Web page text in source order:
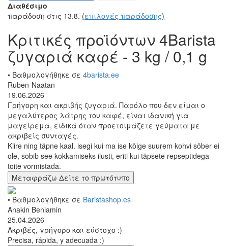
Διαθέσιμο
παράδοση στις 13.8. (επιλογές παράδοσης)
Κριτικές προϊόντων 4Barista
ζυγαριά καφέ - 3 kg / 0,1 g
• Βαθμολογήθηκε σε 4barista.ee
Ruben-Naatan
19.06.2026
Γρήγορη και ακριβής ζυγαριά. Παρόλο που δεν είμαι ο
μεγαλύτερος λάτρης του καφέ, είναι ιδανική για
μαγείρεμα, ειδικά όταν προετοιμάζετε γεύματα με
ακριβείς συνταγές.
Kiire ning täpne kaal. isegi kui ma ise kõige suurem kohvi sõber ei
ole, sobib see kokkamiseks ilusti, eriti kui täpsete repseptidega
toite vormistada.
Μεταφράζω Δείτε το πρωτότυπο
• Βαθμολογήθηκε σε Baristashop.es
Anakin Beniamin
25.04.2026
Ακριβές, γρήγορο και εύστοχο :)
Precisa, rápida, y adecuada :)